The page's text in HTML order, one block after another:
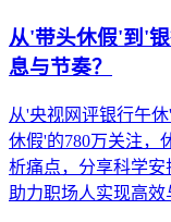
从'带头休假'到'
息与节奏？
从'央视网评银行午
休假'的780万关注，
析痛点，分享科学
助力职场人实现高效